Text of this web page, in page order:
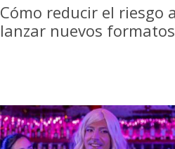
Cómo reducir el riesgo
lanzar nuevos formatos